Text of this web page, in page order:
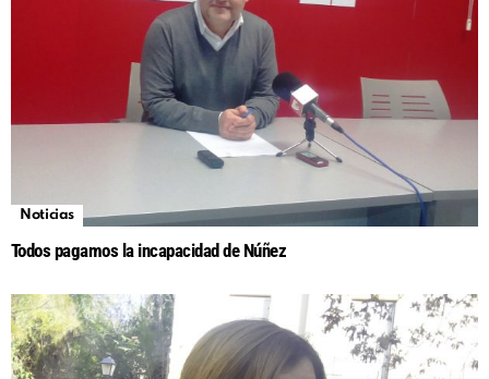
Noticias
Todos pagamos la incapacidad de Núñez